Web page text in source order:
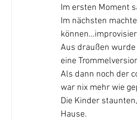
Im ersten Moment
Im nächsten
Aus draußen
eine
Als dann noch der
war nix mehr wie
Die Kinder
Hause.